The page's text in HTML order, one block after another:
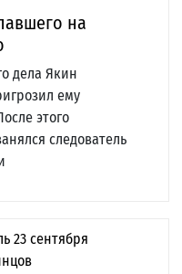
на
дела Якин
ему
этого
следователь